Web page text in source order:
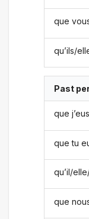
que
qu’ils/
Past
que
que tu
qu’il/
que